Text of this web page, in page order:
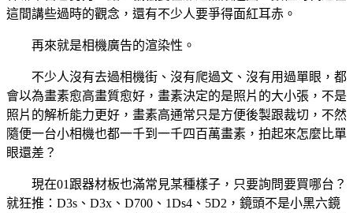
這間講些過時的觀念，還有不少人要爭得面紅耳赤。
再來就是相機廣告的渲染性。
不少人沒有去過相機街、沒有爬過文、沒有用過單眼，都
會以為畫素愈高畫質愈好，畫素決定的是照片的大小張，不是
照片的解析能力更好，畫素高通常只是方便後製跟裁切，不然
隨便一台小相機也都一千到一千四百萬畫素，拍起來怎麼比單
眼還差？
現在01跟器材板也滿常見某種樣子，只要詢問要買哪台？
就狂推：D3s、D3x、D700、1Ds4、5D2，鏡頭不是小黑六鏡